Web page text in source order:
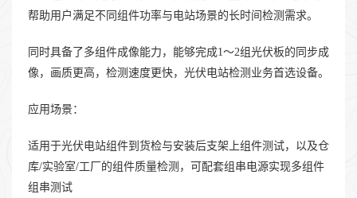
帮助用户满足不同组件功率与电站场景的长时间检测需求。
同时具备了多组件成像能力，能够完成1～2组光伏板的同步成
像，画质更高，检测速度更快，光伏电站检测业务首选设备。
应用场景：
适用于光伏电站组件到货检与安装后支架上组件测试，以及仓
库/实验室/工厂的组件质量检测，可配套组串电源实现多组件
组串测试